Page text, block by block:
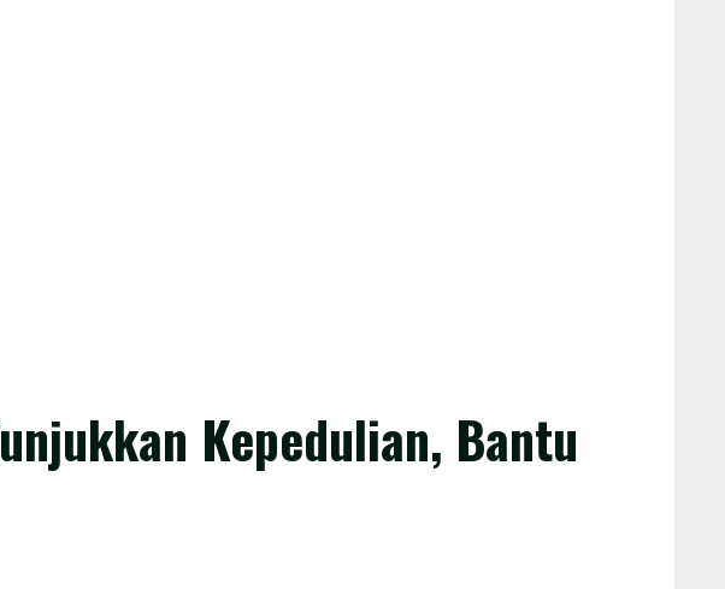
Kepedulian, Bantu